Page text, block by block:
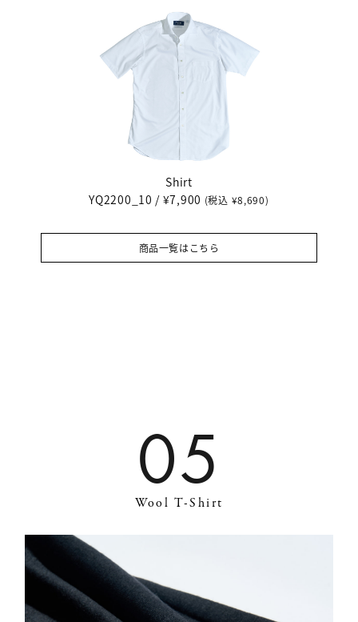
Shirt
YQ2200_10 / ¥7,900 (税込 ¥8,690)
商品一覧はこちら
05
Wool T-Shirt